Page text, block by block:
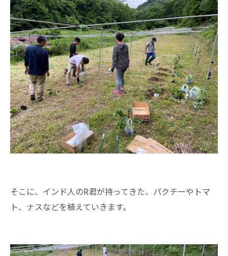
そこに、インド人のR君が持ってきた、パクチーやトマ
ト、ナスなどを植えていきます。